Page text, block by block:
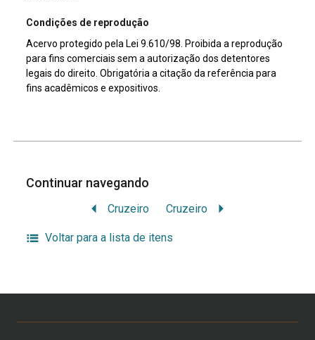
Condições de reprodução
Acervo protegido pela Lei 9.610/98. Proibida a reprodução
para fins comerciais sem a autorização dos detentores
legais do direito. Obrigatória a citação da referência para
fins acadêmicos e expositivos.
Continuar navegando
Cruzeiro Cruzeiro
Voltar para a lista de itens